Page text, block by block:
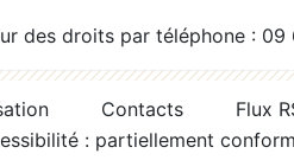
des droits par téléphone :
Contacts
Flux
: partiellement